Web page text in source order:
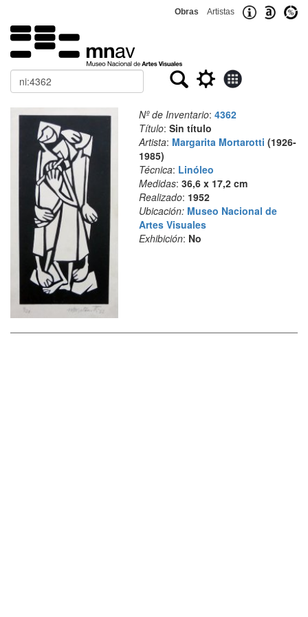
Obras Artistas
Buscar
Nº de Inventario: 4362
Título: Sin título
Artista: Margarita Mortarotti (1926-
1985)
Técnica: Linóleo
Medidas: 36,6 x 17,2 cm
Realizado: 1952
Ubicación: Museo Nacional de
Artes Visuales
Exhibición: No